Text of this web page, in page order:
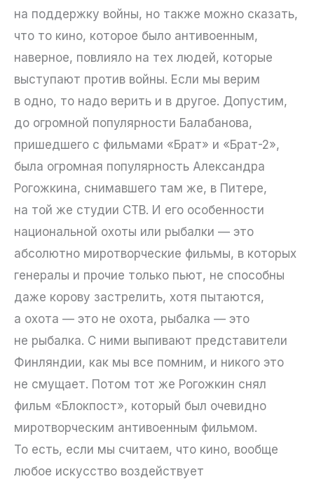
на поддержку войны, но также можно сказать,
что то кино, которое было антивоенным,
наверное, повлияло на тех людей, которые
выступают против войны. Если мы верим
в одно, то надо верить и в другое. Допустим,
до огромной популярности Балабанова,
пришедшего с фильмами «Брат» и «Брат-2»,
была огромная популярность Александра
Рогожкина, снимавшего там же, в Питере,
на той же студии СТВ. И его особенности
национальной охоты или рыбалки — это
абсолютно миротворческие фильмы, в которых
генералы и прочие только пьют, не способны
даже корову застрелить, хотя пытаются,
а охота — это не охота, рыбалка — это
не рыбалка. С ними выпивают представители
Финляндии, как мы все помним, и никого это
не смущает. Потом тот же Рогожкин снял
фильм «Блокпост», который был очевидно
миротворческим антивоенным фильмом.
То есть, если мы считаем, что кино, вообще
любое искусство воздействует